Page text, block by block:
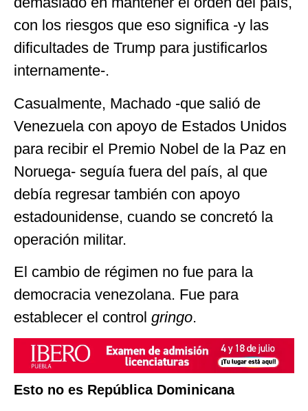
con los riesgos que eso significa -y las
dificultades de Trump para justificarlos
internamente-.
Casualmente, Machado -que salió de
Venezuela con apoyo de Estados Unidos
para recibir el Premio Nobel de la Paz en
Noruega- seguía fuera del país, al que
debía regresar también con apoyo
estadounidense, cuando se concretó la
operación militar.
El cambio de régimen no fue para la
democracia venezolana. Fue para
establecer el control gringo.
Esto no es República Dominicana